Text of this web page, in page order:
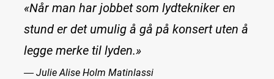
«Når man har jobbet som lydtekniker en
stund er det umulig å gå på konsert uten å
legge merke til lyden.»
― Julie Alise Holm Matinlassi